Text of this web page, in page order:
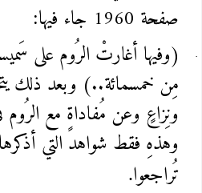
صفحة 1960 جاء فيها
:
(وفيها أغارتْ الرُوم على
مِن خمسمائة..) وبعد ذلك
ونِزاعٍ وعن مُفاداةٍ مع
وهذهِ فقط شواهد التي
تُراجعوا.